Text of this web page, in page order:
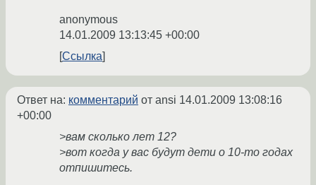
anonymous
14.01.2009 13:13:45 +00:00
Ссылка
Ответ на: комментарий от ansi 14.01.2009 13:08:16
+00:00
>вам сколько лет 12?
>вот когда у вас будут дети о 10-то годах
отпишитесь.